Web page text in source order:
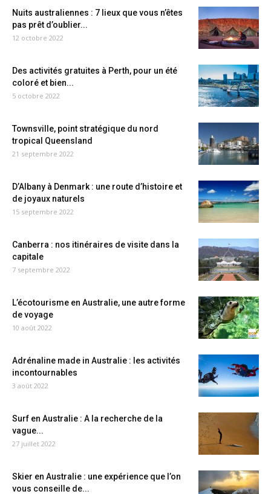
Nuits australiennes : 7 lieux que vous n’êtes
pas prêt d’oublier...
12 octobre 2022
Des activités gratuites à Perth, pour un été
coloré et bien...
5 octobre 2022
Townsville, point stratégique du nord
tropical Queensland
21 septembre 2022
D’Albany à Denmark : une route d’histoire et
de joyaux naturels
15 septembre 2022
Canberra : nos itinéraires de visite dans la
capitale
7 septembre 2022
L’écotourisme en Australie, une autre forme
de voyage
10 août 2022
Adrénaline made in Australie : les activités
incontournables
3 août 2022
Surf en Australie : A la recherche de la
vague...
27 juillet 2022
Skier en Australie : une expérience que l’on
vous conseille de...